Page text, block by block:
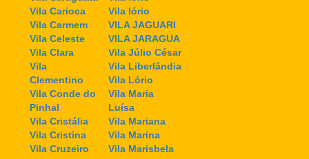
Vila Carioca
Vila Carmem
Vila Celeste
Vila Clara
Vila
Clementino
Vila Conde do
Pinhal
Vila Cristália
Vila Cristina
Vila Cruzeiro
Vila Iório
VILA JAGUARI
VILA JARAGUA
Vila Júlio César
Vila Liberlândia
Vila Lório
Vila Maria
Luísa
Vila Mariana
Vila Marina
Vila Marisbela